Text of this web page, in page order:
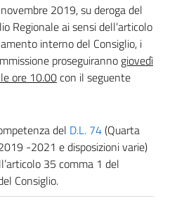
2019, su deroga del
Regionale ai sensi dell’articolo
interno del Consiglio, i
proseguiranno giovedì
ore 10.00con il seguente
del D.L. 74(Quarta
-2021 e disposizioni varie)
35 comma 1 del
Consiglio.